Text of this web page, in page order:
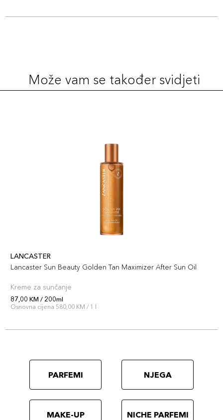
Može vam se također svidjeti
LANCASTER
Lancaster Sun Beauty Golden Tan Maximizer After Sun Oil
Kreme za sunčanje
87,00 KM / 200ml
Osnovna cijena 580,00 KM / 1 l
PARFEMI NJEGA
MAKE-UP NICHE PARFEMI